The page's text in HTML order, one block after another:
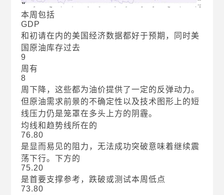
本周包括
GDP
和初请在内的美国经济数据都好于预期，同时美
国原油库存过去
9
周有
8
周下降，这些都为油价提供了一定的反弹动力。
但原油需求前景的不确定性以及技术图形上的短
线压力仍是笼罩在多头上方的阴霾。
均线和趋势线所在的
76.80
是显而易见的阻力，无法成功突破意味着继续震
荡下行。下方的
75.20
是首要支撑参考，跌破或测试本周低点
73.80